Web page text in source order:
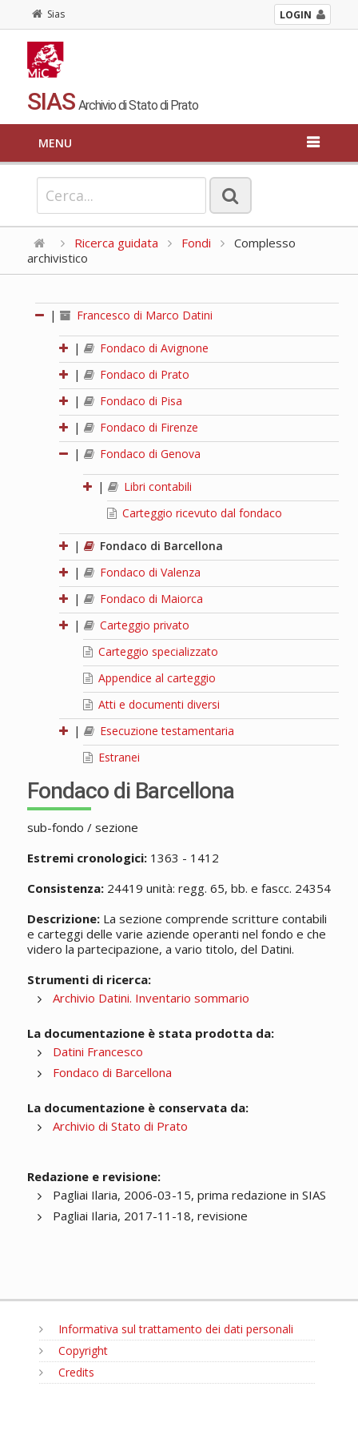
Sias LOGIN
SIAS Archivio di Stato di Prato
MENU
Ricerca guidata Fondi
Complesso
archivistico
| Francesco di Marco Datini
|
Fondaco di Avignone
|
Fondaco di Prato
|
Fondaco di Pisa
|
Fondaco di Firenze
|
Fondaco di Genova
|
Libri contabili
Carteggio ricevuto dal fondaco
|
Fondaco di Barcellona
|
Fondaco di Valenza
|
Fondaco di Maiorca
|
Carteggio privato
Carteggio specializzato
Appendice al carteggio
Atti e documenti diversi
|
Esecuzione testamentaria
Estranei
Fondaco di Barcellona
sub-fondo / sezione
Estremi cronologici:1363 - 1412
Consistenza:24419 unità: regg. 65, bb. e fascc. 24354
Descrizione:La sezione comprende scritture contabili
e carteggi delle varie aziende operanti nel fondo e che
videro la partecipazione, a vario titolo, del Datini.
Strumenti di ricerca:
Archivio Datini. Inventario sommario
La documentazione è stata prodotta da:
Datini Francesco
Fondaco di Barcellona
La documentazione è conservata da:
Archivio di Stato di Prato
Redazione e revisione:
Pagliai Ilaria, 2006-03-15, prima redazione in SIAS
Pagliai Ilaria, 2017-11-18, revisione
Informativa sul trattamento dei dati personali
Copyright
Credits